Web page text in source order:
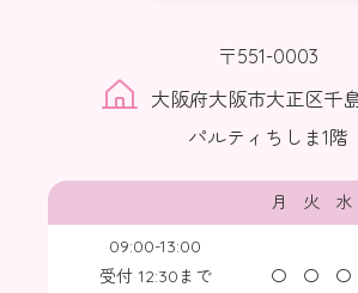
〒551-0003
大阪府大阪市大正区千
パルティちしま1階
月 火 水
09:00-13:00
受付 12:30まで
〇 〇 〇